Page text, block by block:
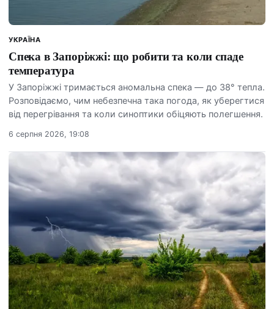
УКРАЇНА
Спека в Запоріжжі: що робити та коли спаде
температура
У Запоріжжі тримається аномальна спека — до 38° тепла.
Розповідаємо, чим небезпечна така погода, як уберегтися
від перегрівання та коли синоптики обіцяють полегшення.
6 серпня 2026, 19:08